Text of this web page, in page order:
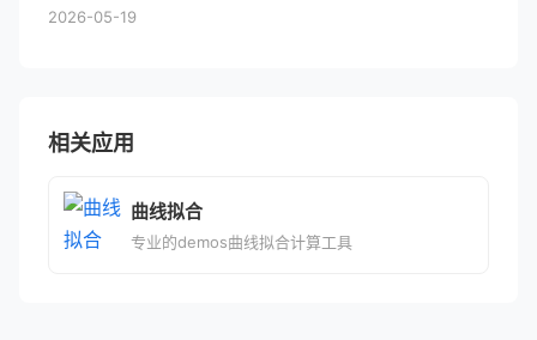
2026-05-19
相关应用
曲线拟合
专业的demos曲线拟合计算工具